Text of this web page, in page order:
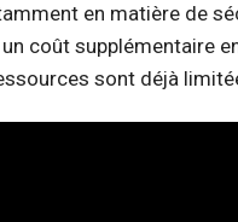
en matière de
coût supplémentaire
sont déjà